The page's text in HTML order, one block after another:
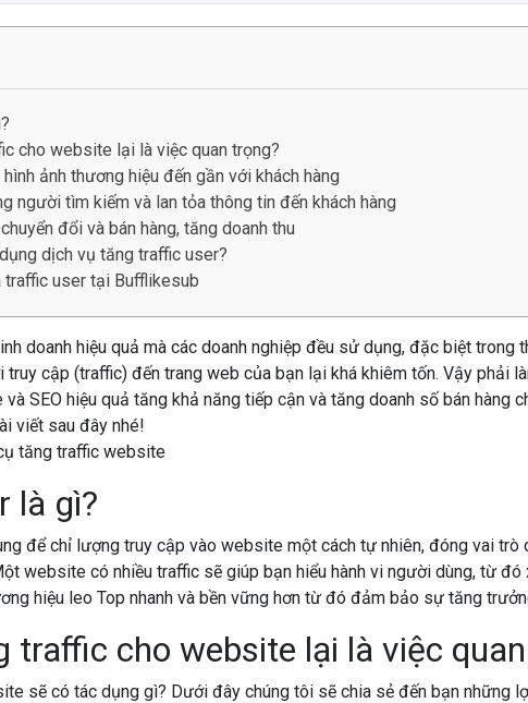
cho website lại là việc quan trọng?
ảnh thương hiệu đến gần với khách hàng
người tìm kiếm và lan tỏa thông tin đến khách hàng
đổi và bán hàng, tăng doanh thu
dịch vụ tăng traffic user?
traffic user tại Bufflikesub
doanh hiệu quả mà các doanh nghiệp đều sử dụng, đặc biệt
cập (traffic) đến trang web của bạn lại khá khiêm tốn. Vậy phải
SEO hiệu quả tăng khả năng tiếp cận và tăng doanh số bán hàng
viết sau đây nhé!
là gì?
để chỉ lượng truy cập vào website một cách tự nhiên, đóng vai trò
website có nhiều traffic sẽ giúp bạn hiểu hành vi người dùng, từ
hiệu leo Top nhanh và bền vững hơn từ đó đảm bảo sự tăng
traffic cho website lại là việc
sẽ có tác dụng gì? Dưới đây chúng tôi sẽ chia sẻ đến bạn những